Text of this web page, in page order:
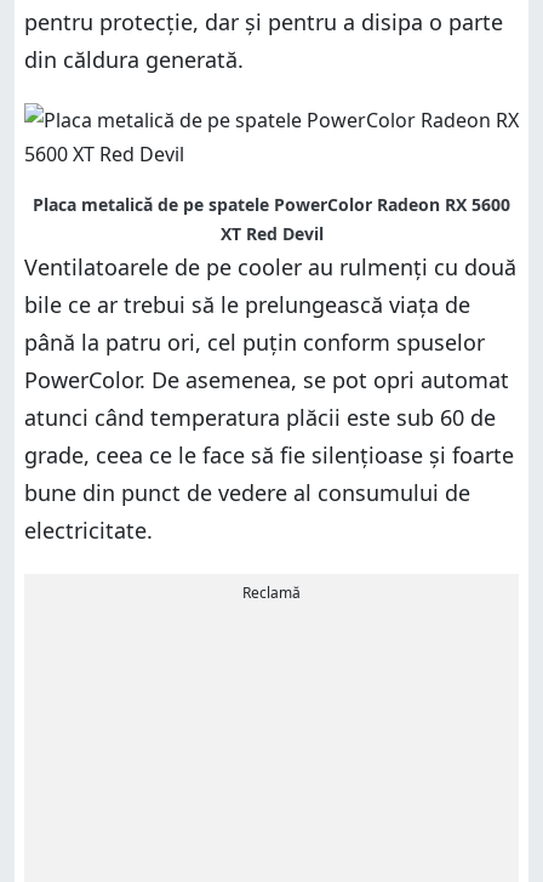
pentru protecție, dar și pentru a disipa o parte
din căldura generată.
Placa metalică de pe spatele PowerColor Radeon RX 5600
XT Red Devil
Ventilatoarele de pe cooler au rulmenți cu două
bile ce ar trebui să le prelungească viața de
până la patru ori, cel puțin conform spuselor
PowerColor. De asemenea, se pot opri automat
atunci când temperatura plăcii este sub 60 de
grade, ceea ce le face să fie silențioase și foarte
bune din punct de vedere al consumului de
electricitate.
Reclamă